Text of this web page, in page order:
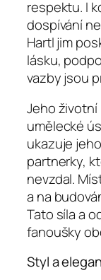
respektu. I
dospívání
Hartl jim
lásku,
vazby jsou
Jeho
umělecké
ukazuje
partnerky,
nevzdal.
a na
Tato síla a
fanoušky
Styl a